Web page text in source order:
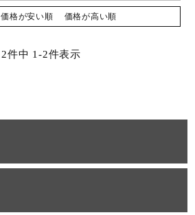
価格が安い順 価格が高い順
2件中 1 -2件表示